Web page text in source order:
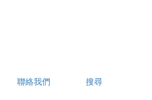
聯絡我們 搜尋